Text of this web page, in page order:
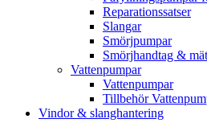
Reparationssatser
Slangar
Smörjpumpar
Smörjhandtag &
Vattenpumpar
Vattenpumpar
Tillbehör
Vindor & slanghantering